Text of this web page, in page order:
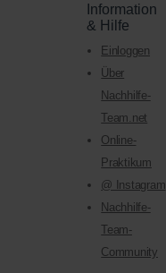
Information
& Hilfe
Einloggen
Über
Nachhilfe-
Team.net
Online-
Praktikum
@ Instagram
Nachhilfe-
Team-
Community